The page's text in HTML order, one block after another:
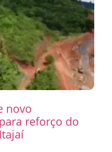
novo
reforço do